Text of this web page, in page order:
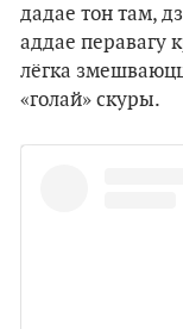
дадае тон там,
аддае перавагу
лёгка
«голай» скуры.